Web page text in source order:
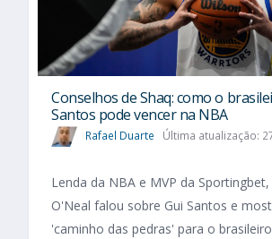
Conselhos de Shaq: como o
Santos pode vencer na NBA
Rafael Duarte Última atualização:
Lenda da NBA e MVP da Sportingbet,
O'Neal falou sobre Gui Santos e
'caminho das pedras' para o